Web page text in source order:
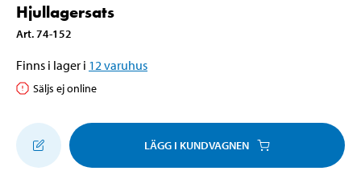
Hjullagersats
Art.74-152
Finns i lager i 12 varuhus
Säljs ej online
LÄGG I KUNDVAGNEN